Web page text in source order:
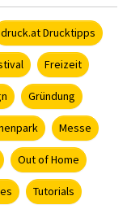
druck.at Drucktipps
Freizeit
Gründung
Messe
Out of Home
Tutorials